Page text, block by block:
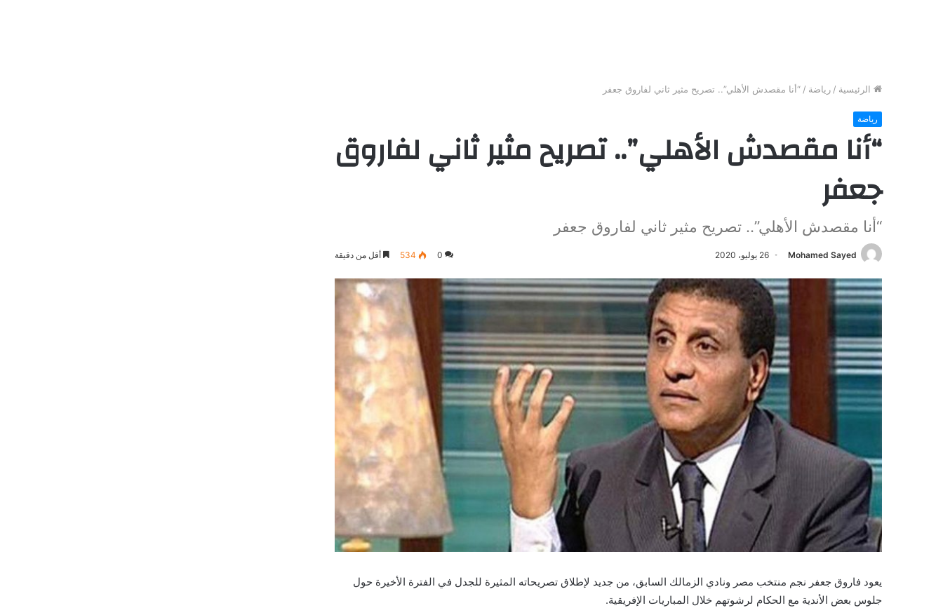
الرئيسية / رياضة / “أنا مقصدش الأهلي”.. تصريح مثير ثاني لفاروق جعفر
رياضة
“أنا مقصدش الأهلي”.. تصريح مثير ثاني لفاروق
جعفر
“أنا مقصدش الأهلي”.. تصريح مثير ثاني لفاروق جعفر
Mohamed Sayed 26 يوليو، 2020 0
534 أقل من دقيقة
يعود فاروق جعفر نجم منتخب مصر ونادي الزمالك السابق، من جديد لإطلاق تصريحاته المثيرة للجدل في الفترة الأخيرة حول
جلوس بعض الأندية مع الحكام لرشوتهم خلال المباريات الإفريقية.